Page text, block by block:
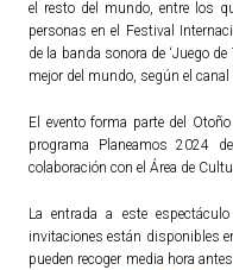
el resto del mundo, entre los
personas en el Festival
de la banda sonora de ‘Juego
mejor del mundo, según el canal
El evento forma parte del
programa Planeamos 2024
colaboración con el Área de
La entrada a este
invitaciones están disponibles
pueden recoger media hora